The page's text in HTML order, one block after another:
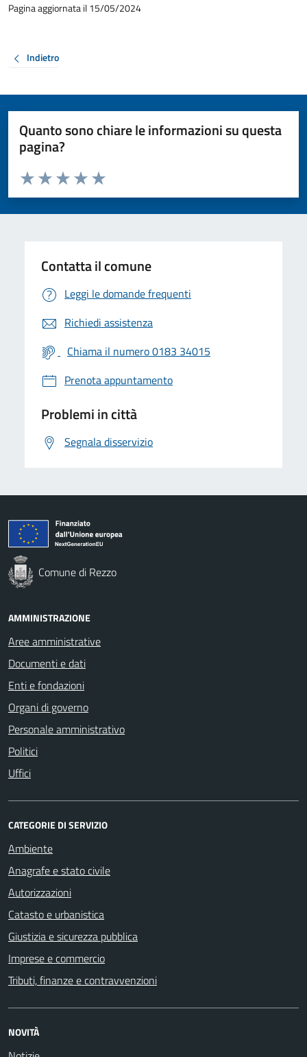
Pagina aggiornata il 15/05/2024
Indietro
Quanto sono chiare le informazioni su questa
pagina?
Valuta da 1 a 5 stelle la pagina
Valuta 5 stelle su 5
Valuta 4 stelle su 5
Valuta 3 stelle su 5
Valuta 2 stelle su 5
Valuta 1 stelle su 5
Contatta il comune
Leggi le domande frequenti
Richiedi assistenza
Chiama il numero 0183 34015
Prenota appuntamento
Problemi in città
Segnala disservizio
Comune di Rezzo
AMMINISTRAZIONE
Aree amministrative
Documenti e dati
Enti e fondazioni
Organi di governo
Personale amministrativo
Politici
Uffici
CATEGORIE DI SERVIZIO
Ambiente
Anagrafe e stato civile
Autorizzazioni
Catasto e urbanistica
Giustizia e sicurezza pubblica
Imprese e commercio
Tributi, finanze e contravvenzioni
NOVITÀ